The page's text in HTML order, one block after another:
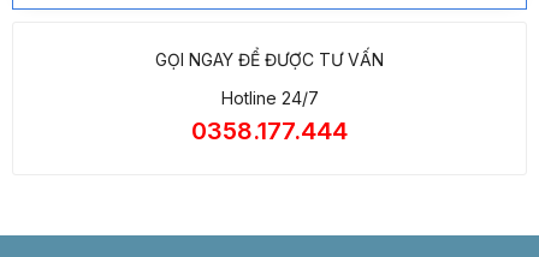
GỌI NGAY ĐỂ ĐƯỢC TƯ VẤN
Hotline 24/7
0358.177.444